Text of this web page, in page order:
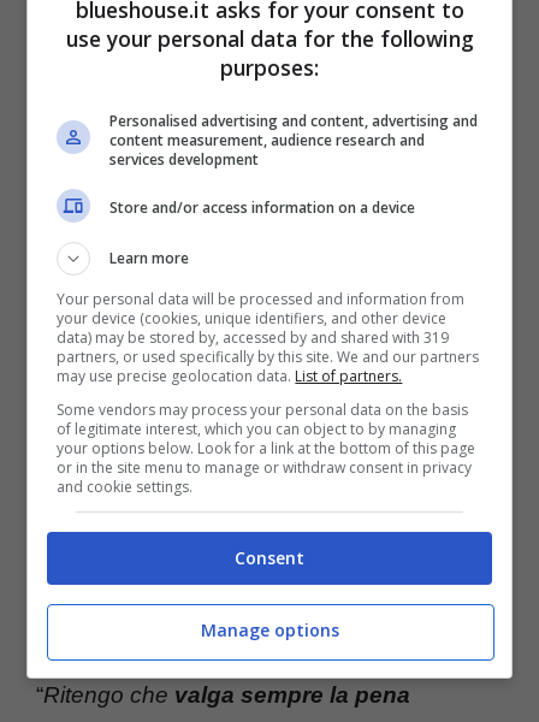
amore che “fa soffrire“, quello che
richiede risposte. Ma che, a fronte delle
travolgenti emozioni che scatena, è anche –
e soprattutto – irrinunciabile. A riguardo,
l’artista ha lasciato intendere di essersi
formato un’opinione ben precisa.
Soffrire è importante , spesso sono le
grandi emozioni quelle ci insegnano di più
ha confidato il cantante ai microfoni del Tg1,
distribuzione del brano.
“Ritengo che valga sempre la pena
blueshouse.it asks for your consent to
use your personal data for the following
purposes:
Personalised advertising and content, advertising and
content measurement, audience research and
services development
Store and/or access information on a device
Learn more
Your personal data will be processed and information from
your device (cookies, unique identifiers, and other device
data) may be stored by, accessed by and shared with 319
partners, or used specifically by this site. We and our partners
may use precise geolocation data. List of partners.
Some vendors may process your personal data on the basis
of legitimate interest, which you can object to by managing
your options below. Look for a link at the bottom of this page
or in the site menu to manage or withdraw consent in privacy
and cookie settings.
Consent
Manage options